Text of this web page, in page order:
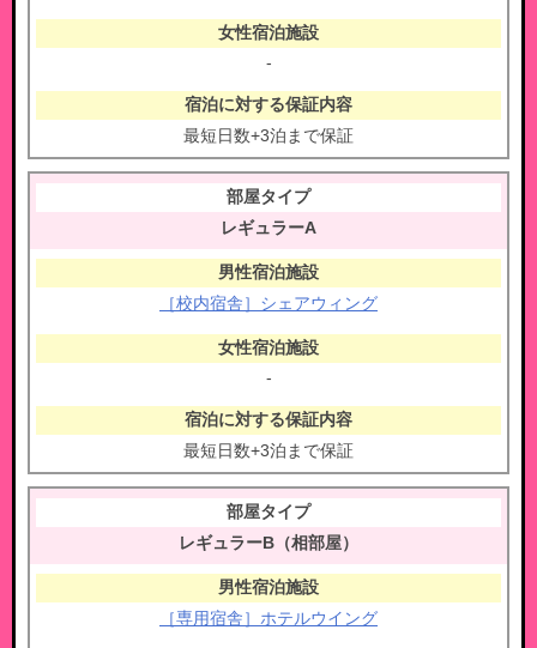
-
最短日数+3泊まで保証
レギュラーA
［校内宿舎］シェアウィング
-
最短日数+3泊まで保証
レギュラーB（相部屋）
［専用宿舎］ホテルウイング